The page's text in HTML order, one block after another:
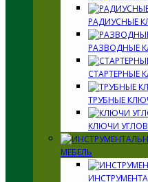
РАДИУСНЫЕ
РАЗВОДНЫЕ
СТАРТЕРНЫЕ
ТРУБНЫЕ
КЛЮЧИ
МЕБЕЛЬ